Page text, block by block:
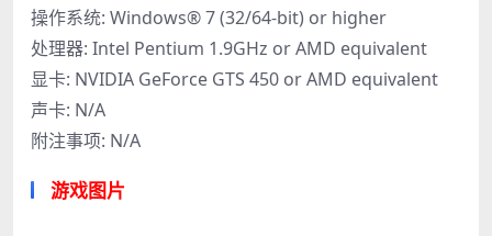
操作系统: Windows® 7 (32/64-bit) or higher
处理器: Intel Pentium 1.9GHz or AMD equivalent
显卡: NVIDIA GeForce GTS 450 or AMD equivalent
声卡: N/A
附注事项: N/A
游戏图片